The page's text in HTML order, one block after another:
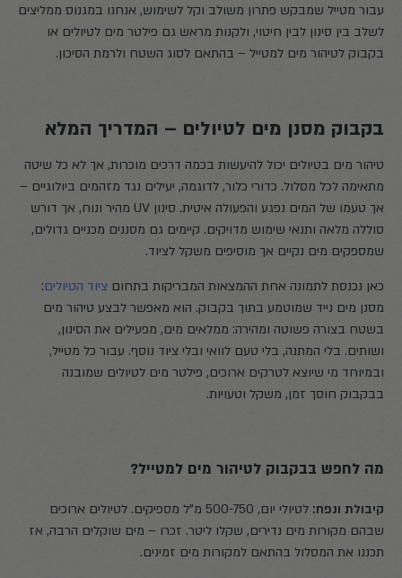
עבור מטייל שמבקש פתרון משולב וקל לשימוש, אנחנו במגנוס ממליצים
לשלב בין סינון לבין חיטוי, ולקנות מראש גם פילטר מים לטיולים או
בקבוק לטיהור מים למטייל – בהתאם לסוג השטח ולרמת הסיכון.
בקבוק מסנן מים לטיולים – המדריך המלא
טיהור מים בטיולים יכול להיעשות בכמה דרכים מוכרות, אך לא כל שיטה
מתאימה לכל מסלול. כדורי כלור, לדוגמה, יעילים נגד מזהמים ביולוגיים –
אך טעמו של המים נפגע והפעולה איטית. סינון UV מהיר ונוח, אך דורש
סוללה מלאה ותנאי שימוש מדויקים. קיימים גם מסננים מכניים גדולים,
שמספקים מים נקיים אך מוסיפים משקל לציוד.
כאן נכנסת לתמונה אחת ההמצאות המבריקות בתחום ציוד הטיולים:
מסנן מים נייד שמוטמע בתוך בקבוק. הוא מאפשר לבצע טיהור מים
בשטח בצורה פשוטה ומהירה: ממלאים מים, מפעילים את הסינון,
ושותים. בלי המתנה, בלי טעם לוואי ובלי ציוד נוסף. עבור כל מטייל,
ובמיוחד מי שיוצא לטרקים ארוכים, פילטר מים לטיולים שמובנה
בבקבוק חוסך זמן, משקל וטעויות.
מה לחפש בבקבוק לטיהור מים למטייל?
קיבולת ונפח:
לטיולי יום, 500-750 מ"ל מספיקים. לטיולים ארוכים
שבהם מקורות מים נדירים, שקלו ליטר. זכרו – מים שוקלים הרבה, אז
תכננו את המסלול בהתאם למקורות מים זמינים.